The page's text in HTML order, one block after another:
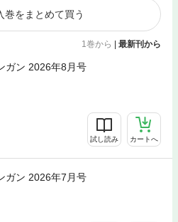
巻をまとめて買う
1巻から 最新刊から
ガン 2026年8月号
試し読み カートへ
ガン 2026年7月号